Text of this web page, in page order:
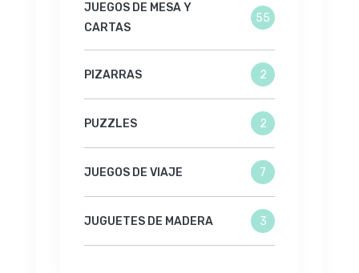
JUEGOS DE MESA Y
CARTAS
55
PIZARRAS 2
PUZZLES 2
JUEGOS DE VIAJE 7
JUGUETES DE MADERA 3